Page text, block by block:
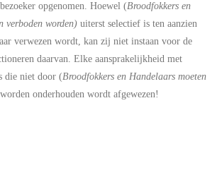
opgenomen. Hoewel (Broodfokkers en
verboden worden)uiterst selectief is ten aanzien
verwezen wordt, kan zij niet instaan voor de
daarvan. Elke aansprakelijkheid met
die niet door (Broodfokkers en Handelaars moeten
onderhouden wordt afgewezen!